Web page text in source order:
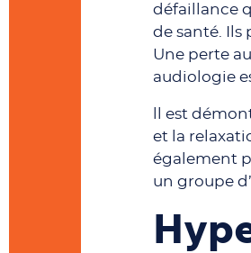
défaillance
de santé. Ils
Une perte
audiologie
ll est
et la
également
un groupe